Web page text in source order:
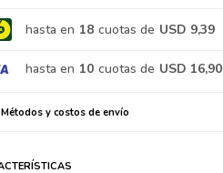
hasta en 18 cuotas de USD 9,39
hasta en 10 cuotas de USD 16,90
Métodos y costos de envío